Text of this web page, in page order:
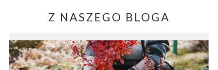
Z NASZEGO BLOGA